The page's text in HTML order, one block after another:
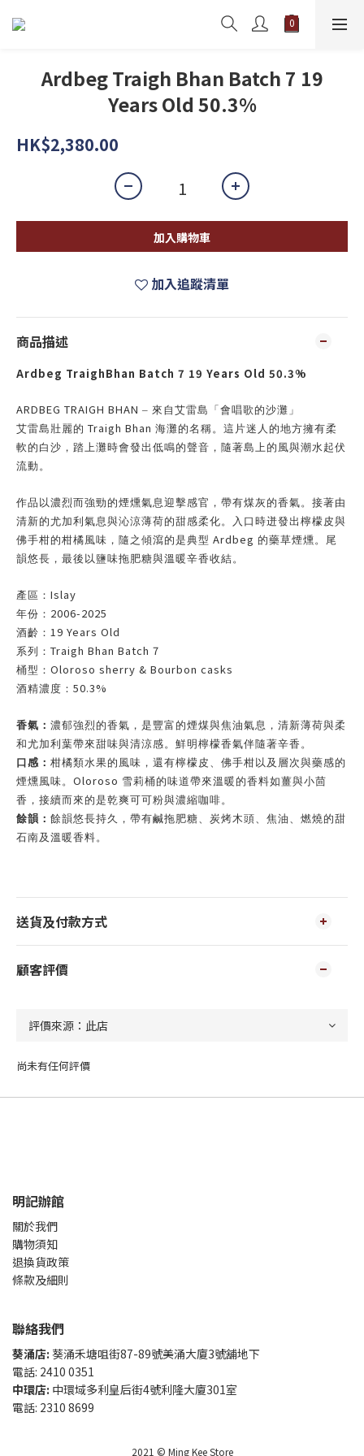
Ardbeg Traigh Bhan Batch 7 19
Years Old 50.3%
HK$2,380.00
加入購物車
加入追蹤清單
商品描述
Ardbeg TraighBhan Batch 7 19 Years Old 50.3%
ARDBEG TRAIGH BHAN – 來自艾雷島「會唱歌的沙灘」
艾雷島壯麗的 Traigh Bhan 海灘的名稱。這片迷人的地方擁有柔
軟的白沙，踏上灘時會發出低鳴的聲音，隨著島上的風與潮水起伏
流動。
作品以濃烈而強勁的煙燻氣息迎擊感官，帶有煤灰的香氣。接著由
清新的尤加利氣息與沁涼薄荷的甜感柔化。入口時迸發出檸檬皮與
佛手柑的柑橘風味，隨之傾瀉的是典型 Ardbeg 的藥草煙燻。尾
韻悠長，最後以鹽味拖肥糖與溫暖辛香收結。
產區： Islay
年份： 2006-2025
酒齡： 19 Years Old
系列： Traigh Bhan Batch 7
桶型： Oloroso sherry & Bourbon casks
酒精濃度： 50.3%
香氣： 濃郁強烈的香氣，是豐富的煙煤與焦油氣息，清新薄荷與柔
和尤加利葉帶來甜味與清涼感。鮮明檸檬香氣伴隨著辛香。
口感： 柑橘類水果的風味，還有檸檬皮、佛手柑以及層次與藥感的
煙燻風味。 Oloroso 雪莉桶的味道帶來溫暖的香料如薑與小茴
香，接續而來的是乾爽可可粉與濃縮咖啡。
餘韻： 餘韻悠長持久，帶有鹹拖肥糖、炭烤木頭、焦油、燃燒的甜
石南及溫暖香料。
送貨及付款方式
顧客評價
尚未有任何評價
明記辦館
關於我們
購物須知
退換貨政策
條款及細則
聯絡我們
葵涌店: 葵涌禾塘咀街87-89號美涌大廈3號舖地下
電話: 2410 0351
中環店: 中環域多利皇后街4號利隆大廈301室
電話: 2310 8699
2021 © Ming Kee Store